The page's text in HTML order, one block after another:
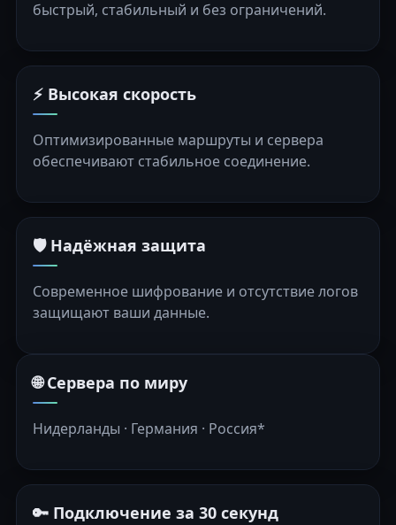
быстрый, стабильный и без ограничений.
⚡ Высокая скорость
Оптимизированные маршруты и сервера
обеспечивают стабильное соединение.
🛡️ Надёжная защита
Современное шифрование и отсутствие логов
защищают ваши данные.
🌐 Сервера по миру
Нидерланды · Германия · Россия*
🔑 Подключение за 30 секунд